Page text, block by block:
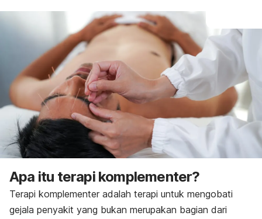
Apa itu terapi komplementer?
Terapi komplementer adalah terapi untuk mengobati
gejala penyakit yang bukan merupakan bagian dari